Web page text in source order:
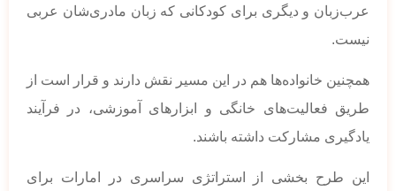
عرب‌زبان و دیگری برای کودکانی که زبان مادری‌شان عربی
نیست.
همچنین خانواده‌ها هم در این مسیر نقش دارند و قرار است از
طریق فعالیت‌های خانگی و ابزارهای آموزشی، در فرآیند
یادگیری مشارکت داشته باشند.
این طرح بخشی از استراتژی سراسری در امارات برای